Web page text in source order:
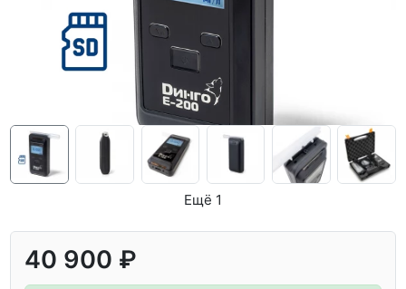
Ещё 1
40 900 ₽